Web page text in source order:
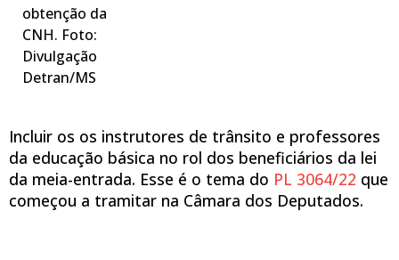
obtenção da
CNH. Foto:
Divulgação
Detran/MS
Incluir os os instrutores de trânsito e professores
da educação básica no rol dos beneficiários da lei
da meia-entrada. Esse é o tema do PL 3064/22 que
começou a tramitar na Câmara dos Deputados.